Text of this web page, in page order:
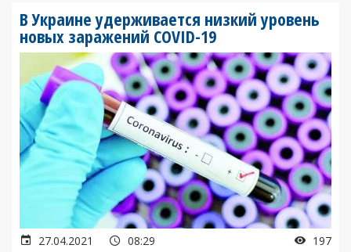
В Украине удерживается низкий уровень
новых заражений COVID-19
27.04.2021 08:29 197